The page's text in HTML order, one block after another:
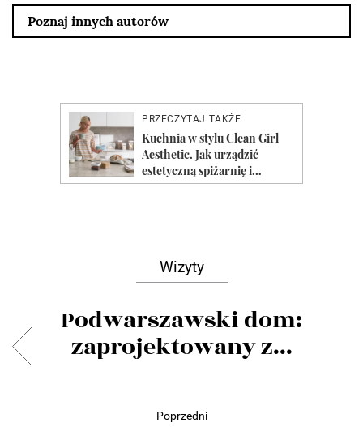
Poznaj innych autorów
Wizyty
Podwarszawski dom:
zaprojektowany z...
Poprzedni